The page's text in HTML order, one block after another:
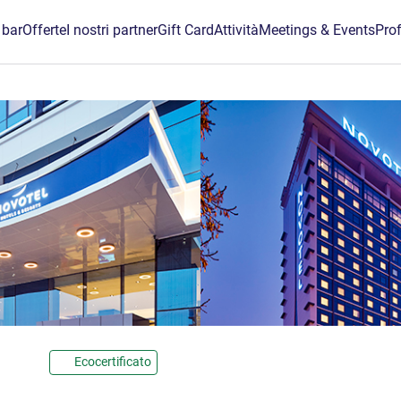
OfferteI nostri partnerGift CardAttivitàMeetings & Events
5 stelleEcocertificato